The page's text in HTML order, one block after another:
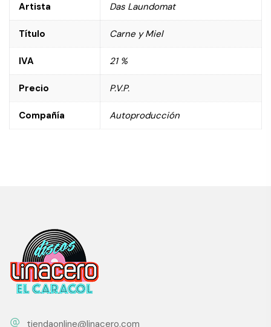
Artista Das Laundomat
Título Carne y Miel
IVA 21 %
Precio P.V.P.
Compañía Autoproducción
tiendaonline@linacero.com